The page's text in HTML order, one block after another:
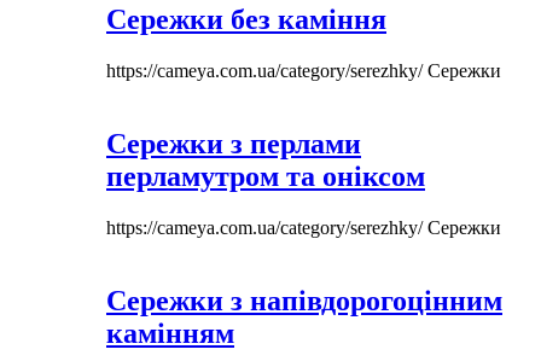
Сережки без каміння
https://cameya.com.ua/category/serezhky/Сережки
Сережки з перлами
перламутром та оніксом
https://cameya.com.ua/category/serezhky/Сережки
Сережки з напівдорогоцінним
камінням